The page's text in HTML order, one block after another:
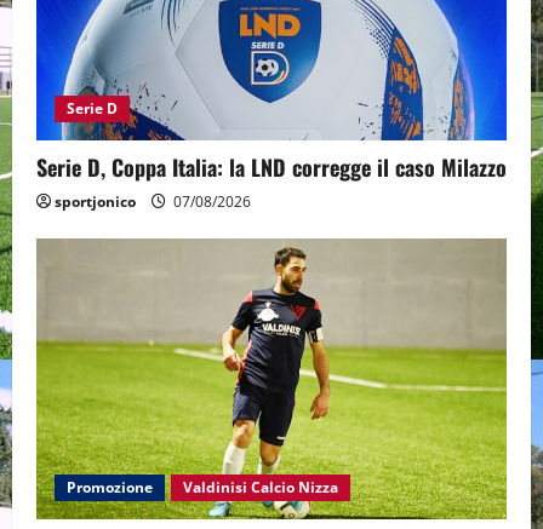
Serie D
Serie D, Coppa Italia: la LND corregge il caso Milazzo
sportjonico 07/08/2026
Promozione Valdinisi Calcio Nizza